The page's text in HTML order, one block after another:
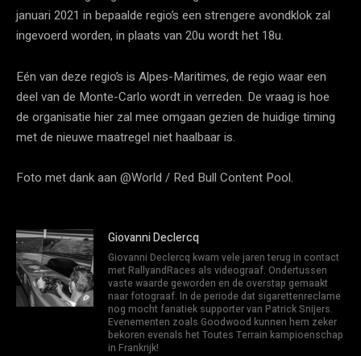
januari 2021 in bepaalde regio’s een strengere avondklok zal
ingevoerd worden, in plaats van 20u wordt het 18u.
Eén van deze regio’s is Alpes-Maritimes, de regio waar een
deel van de Monte-Carlo wordt in verreden. De vraag is hoe
de organisatie hier zal mee omgaan gezien de huidige timing
met de nieuwe maatregel niet haalbaar is.
Foto met dank aan @World / Red Bull Content Pool.
Giovanni Declercq
Giovanni Declercq kwam vele jaren terug in contact
met RallyandRaces als videograaf. Ondertussen
vaste waarde geworden en de overstap gemaakt
naar fotograaf. In de periode dat sigarettenreclame
nog mocht fanatiek supporter van Patrick Snijers.
Evenementen zoals Goodwood kunnen hem zeker
bekoren evenals het Toutes Terrain kampioenschap
in Frankrijk!